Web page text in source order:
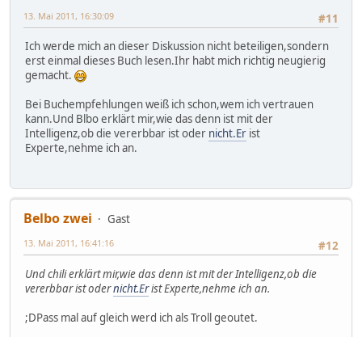
#11
13. Mai 2011, 16:30:09
Ich werde mich an dieser Diskussion nicht beteiligen,sondern
erst einmal dieses Buch lesen.Ihr habt mich richtig neugierig
gemacht.
Bei Buchempfehlungen weiß ich schon,wem ich vertrauen
kann.Und Blbo erklärt mir,wie das denn ist mit der
Intelligenz,ob die vererbbar ist oder nicht.Er ist
Experte,nehme ich an.
Belbo zwei
Gast
#12
13. Mai 2011, 16:41:16
Und chili erklärt mir,wie das denn ist mit der Intelligenz,ob die
vererbbar ist odernicht.Erist Experte,nehme ich an.
;DPass mal auf gleich werd ich als Troll geoutet.